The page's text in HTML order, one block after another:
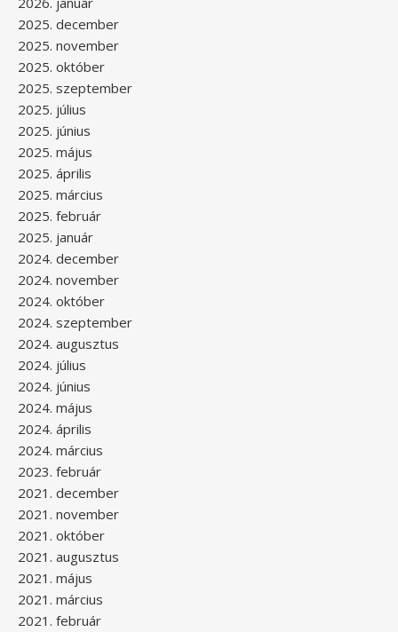
2025. december
2025. november
2025. október
2025. szeptember
2025. július
2025. június
2025. május
2025. április
2025. március
2025. február
2025. január
2024. december
2024. november
2024. október
2024. szeptember
2024. augusztus
2024. július
2024. június
2024. május
2024. április
2024. március
2023. február
2021. december
2021. november
2021. október
2021. augusztus
2021. május
2021. március
2021. február